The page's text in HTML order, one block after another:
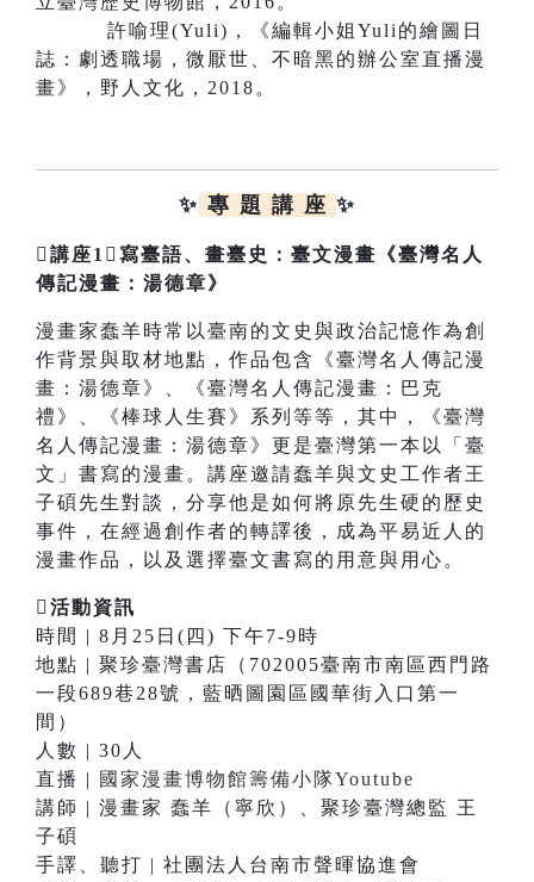
許喻理(Yuli)，《編輯小姐Yuli的繪圖日
誌：劇透職場，微厭世、不暗黑的辦公室直播漫
畫》，野人文化，2018。
✨ 專 題 講 座 ✨
講座1寫臺語、畫臺史：臺文漫畫《臺灣名人
傳記漫畫：湯德章》
漫畫家蠢羊時常以臺南的文史與政治記憶作為創
作背景與取材地點，作品包含《臺灣名人傳記漫
畫：湯德章》、《臺灣名人傳記漫畫：巴克
禮》、《棒球人生賽》系列等等，其中，《臺灣
名人傳記漫畫：湯德章》更是臺灣第一本以「臺
文」書寫的漫畫。講座邀請蠢羊與文史工作者王
子碩先生對談，分享他是如何將原先生硬的歷史
事件，在經過創作者的轉譯後，成為平易近人的
漫畫作品，以及選擇臺文書寫的用意與用心。
活動資訊
時間 | 8月25日(四) 下午7-9時
地點 | 聚珍臺灣書店（702005臺南市南區西門路
一段689巷28號，藍晒圖園區國華街入口第一
間）
人數 | 30人
直播 |
國家漫畫博物館籌備小隊Youtube
講師 | 漫畫家 蠢羊（寧欣）、聚珍臺灣總監 王
子碩
手譯、聽打 | 社團法人台南市聲暉協進會